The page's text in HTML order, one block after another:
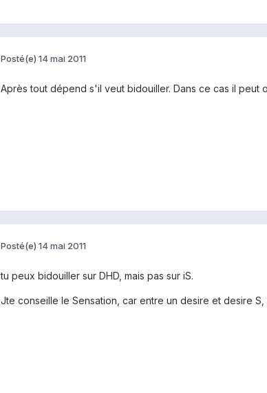
Posté(e) 14 mai 2011
Après tout dépend s'il veut bidouiller. Dans ce cas il
Posté(e) 14 mai 2011
tu peux bidouiller sur DHD, mais pas sur iS.
Jte conseille le Sensation, car entre un desire et desire